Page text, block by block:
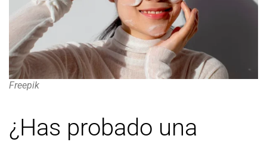
Freepik
¿Has probado una